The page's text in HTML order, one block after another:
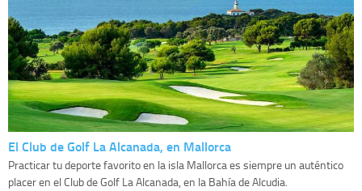
El Club de Golf La Alcanada, en Mallorca
Practicar tu deporte favorito en la isla Mallorca es siempre un auténtico
placer en el Club de Golf La Alcanada, en la Bahía de Alcudia.